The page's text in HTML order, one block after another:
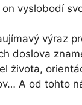
vyslobodí
výraz
doslova
života,
A od tohto